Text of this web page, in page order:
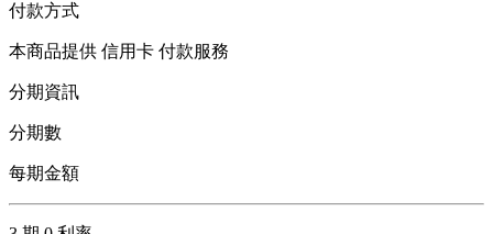
付款方式
本商品提供 信用卡 付款服務
分期資訊
分期數
每期金額